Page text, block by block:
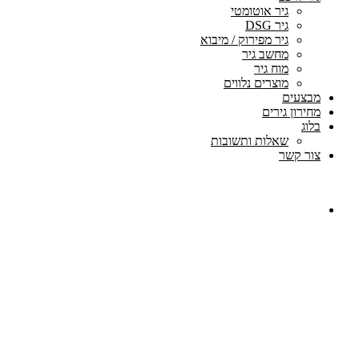
גיר אוטומטי
גיר DSG
גיר מפירוק / מיבוא
מחשב גיר
מוח גיר
מוצרים נלווים
מבצעים
מחירון גירים
בלוג
שאלות ותשובות
צור קשר